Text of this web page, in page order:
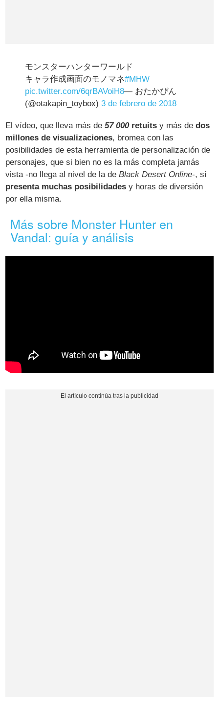
モンスターハンターワールド
キャラ作成画面のモノマネ#MHW
pic.twitter.com/6qrBAVoiH8— おたかぴん
(@otakapin_toybox)3 de febrero de 2018
El vídeo, que lleva más de57 000retuits y más dedos
millones de visualizaciones, bromea con las
posibilidades de esta herramienta de personalización de
personajes, que si bien no es la más completa jamás
vista -no llega al nivel de la deBlack Desert Online-, sí
presenta muchas posibilidades y horas de diversión
por ella misma.
Más sobre Monster Hunter en
Vandal: guía y análisis